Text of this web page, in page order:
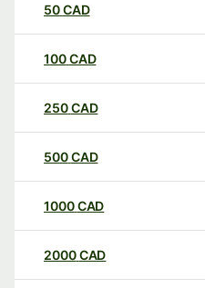
50CAD
100CAD
250CAD
500CAD
1000CAD
2000CAD